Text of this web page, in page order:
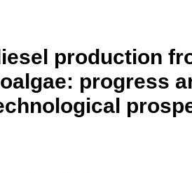
production
progress